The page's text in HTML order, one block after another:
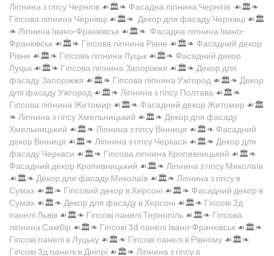
Ліпнина з гіпсу Чернігів ☙🏛️❧ Фасадна ліпнина Чернігів ☙🏛️❧
Гіпсова ліпнина Чернівці ☙🏛️❧ Декор для фасаду Чернівці ☙🏛️
❧ Ліпнина Івано-Франківськ ☙🏛️❧ Фасадна ліпнина Івано-
Франківськ ☙🏛️❧ Гіпсова ліпнина Рівне ☙🏛️❧ Фасадний декор
Рівне ☙🏛️❧ Гіпсова ліпнина Луцьк ☙🏛️❧ Фасадний декор
Луцьк ☙🏛️❧ Гіпсова ліпнина Запоріжжя ☙🏛️❧ Декор для
фасаду Запоріжжя ☙🏛️❧ Гіпсова ліпнина Ужгород ☙🏛️❧ Декор
для фасаду Ужгород ☙🏛️❧ Ліпнина з гіпсу Полтава ☙🏛️❧
Гіпсова ліпнина Житомир ☙🏛️❧ Фасадний декор Житомир ☙🏛️
❧ Ліпнина з гіпсу Хмельницький ☙🏛️❧ Декор для фасаду
Хмельницький ☙🏛️❧ Ліпнина з гіпсу Вінниця ☙🏛️❧ Фасадний
декор Вінниця ☙🏛️❧ Ліпнина з гіпсу Черкаси ☙🏛️❧ Декор для
фасаду Черкаси ☙🏛️❧ Гіпсова ліпнина Кропивницький ☙🏛️❧
Фасадний декор Кропивницький ☙🏛️❧ Ліпнина з гіпсу Миколаїв
☙🏛️❧ Декор для фасаду Миколаїв ☙🏛️❧ Ліпнина з гіпсу в
Сумах ☙🏛️❧ Гіпсовий декор в Херсоні ☙🏛️❧ Фасадний декор в
Сумах ☙🏛️❧ Декор для фасаду в Херсоні ☙🏛️❧ Гіпсові 3д
панелі Львів ☙🏛️❧ Гіпсові панелі Тернопіль ☙🏛️❧ Гіпсова
ліпнина Самбір ☙🏛️❧ Гіпсові 3d панелі Івано-Франківськ ☙🏛️❧
Гіпсові панелі в Луцьку ☙🏛️❧ Гіпсові панелі в Рівному ☙🏛️❧
Гіпсові 3д панелі в Дніпрі ☙🏛️❧ Ліпнина з гіпсу в